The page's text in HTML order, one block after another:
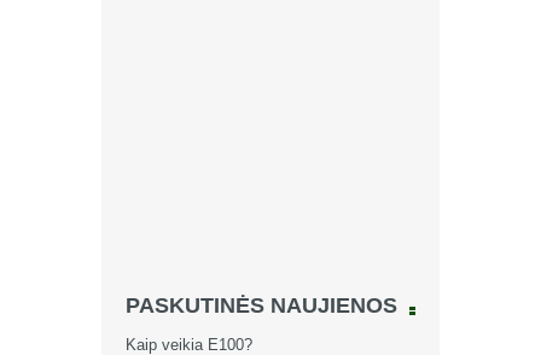
PASKUTINĖS NAUJIENOS
Kaip veikia E100?